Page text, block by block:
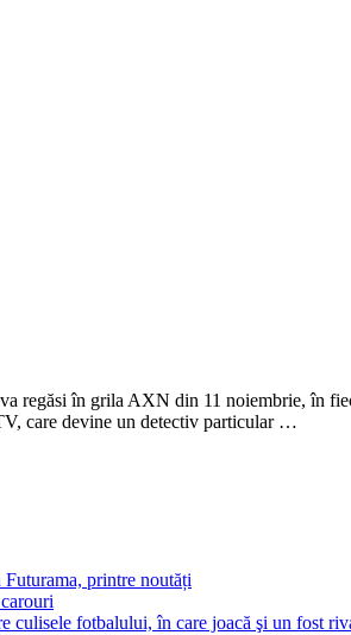
regăsi în grila AXN din 11 noiembrie, în
care devine un detectiv particular …
printre noutăți
culisele fotbalului, în care joacă şi un fost